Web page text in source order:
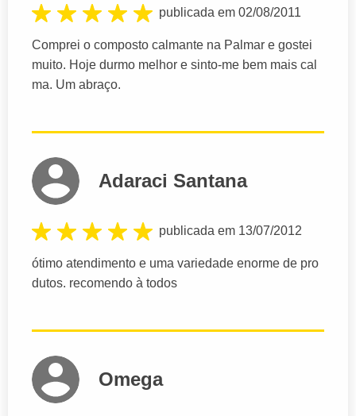
publicada em 02/08/2011
Comprei o composto calmante na Palmar e gostei
muito. Hoje durmo melhor e sinto-me bem mais cal
ma. Um abraço.
Adaraci Santana
publicada em 13/07/2012
ótimo atendimento e uma variedade enorme de pro
dutos. recomendo à todos
Omega